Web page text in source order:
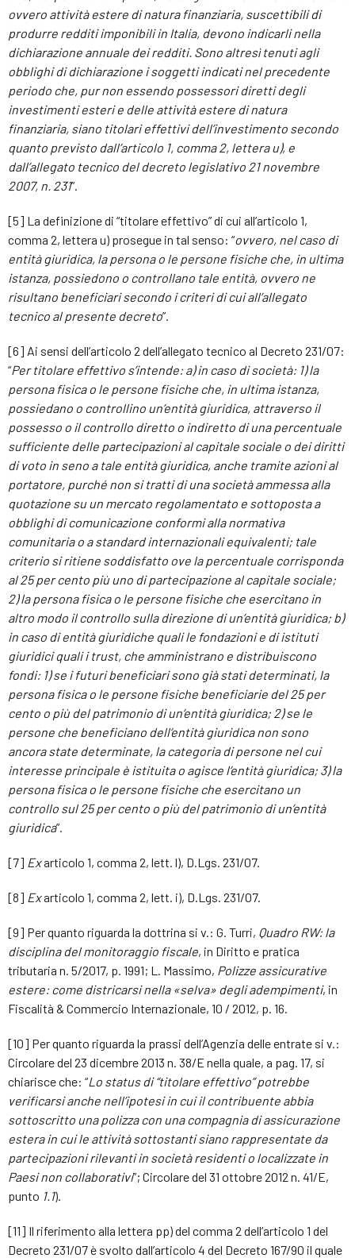
ovvero attività estere di natura finanziaria, suscettibili di
produrre redditi imponibili in Italia, devono indicarli nella
dichiarazione annuale dei redditi. Sono altresì tenuti agli
obblighi di dichiarazione i soggetti indicati nel precedente
periodo che, pur non essendo possessori diretti degli
investimenti esteri e delle attività estere di natura
finanziaria, siano titolari effettivi dell’investimento secondo
quanto previsto dall’articolo 1, comma 2, lettera u), e
dall’allegato tecnico del decreto legislativo 21 novembre
2007, n. 231”.
[5] La definizione di “titolare effettivo” di cui all’articolo 1,
comma 2, lettera u) prosegue in tal senso: “ovvero, nel caso di
entità giuridica, la persona o le persone fisiche che, in ultima
istanza, possiedono o controllano tale entità, ovvero ne
risultano beneficiari secondo i criteri di cui all’allegato
tecnico al presente decreto”.
[6] Ai sensi dell’articolo 2 dell’allegato tecnico al Decreto 231/07:
“Per titolare effettivo s’intende: a) in caso di società: 1) la
persona fisica o le persone fisiche che, in ultima istanza,
possiedano o controllino un’entità giuridica, attraverso il
possesso o il controllo diretto o indiretto di una percentuale
sufficiente delle partecipazioni al capitale sociale o dei diritti
di voto in seno a tale entità giuridica, anche tramite azioni al
portatore, purché non si tratti di una società ammessa alla
quotazione su un mercato regolamentato e sottoposta a
obblighi di comunicazione conformi alla normativa
comunitaria o a standard internazionali equivalenti; tale
criterio si ritiene soddisfatto ove la percentuale corrisponda
al 25 per cento più uno di partecipazione al capitale sociale;
2) la persona fisica o le persone fisiche che esercitano in
altro modo il controllo sulla direzione di un’entità giuridica; b)
in caso di entità giuridiche quali le fondazioni e di istituti
giuridici quali i trust, che amministrano e distribuiscono
fondi: 1) se i futuri beneficiari sono già stati determinati, la
persona fisica o le persone fisiche beneficiarie del 25 per
cento o più del patrimonio di un’entità giuridica; 2) se le
persone che beneficiano dell’entità giuridica non sono
ancora state determinate, la categoria di persone nel cui
interesse principale è istituita o agisce l’entità giuridica; 3) la
persona fisica o le persone fisiche che esercitano un
controllo sul 25 per cento o più del patrimonio di un’entità
giuridica”.
[7] Exarticolo 1, comma 2, lett. l), D.Lgs. 231/07.
[8] Exarticolo 1, comma 2, lett. i), D.Lgs. 231/07.
[9] Per quanto riguarda la dottrina si v.: G. Turri, Quadro RW: la
disciplina del monitoraggio fiscale, in Diritto e pratica
tributaria n. 5/2017, p. 1991; L. Massimo, Polizze assicurative
estere: come districarsi nella «selva» degli adempimenti, in
Fiscalità & Commercio Internazionale, 10 / 2012, p. 16.
[10] Per quanto riguarda la prassi dell’Agenzia delle entrate si v.:
Circolare del 23 dicembre 2013 n. 38/E nella quale, a pag. 17, si
chiarisce che: “Lo status di “titolare effettivo” potrebbe
verificarsi anche nell’ipotesi in cui il contribuente abbia
sottoscritto una polizza con una compagnia di assicurazione
estera in cui le attività sottostanti siano rappresentate da
partecipazioni rilevanti in società residenti o localizzate in
Paesi non collaborativi”; Circolare del 31 ottobre 2012 n. 41/E,
punto 1.1).
[11] Il riferimento alla lettera pp) del comma 2 dell’articolo 1 del
Decreto 231/07 è svolto dall’articolo 4 del Decreto 167/90 il quale